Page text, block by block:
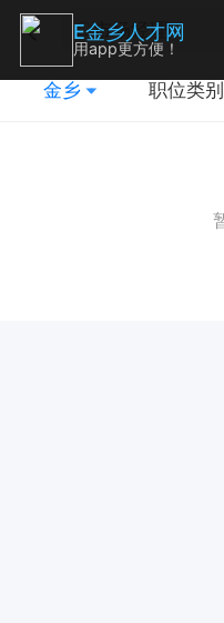
金乡 职位类别
E金乡人才网
用app更方便！